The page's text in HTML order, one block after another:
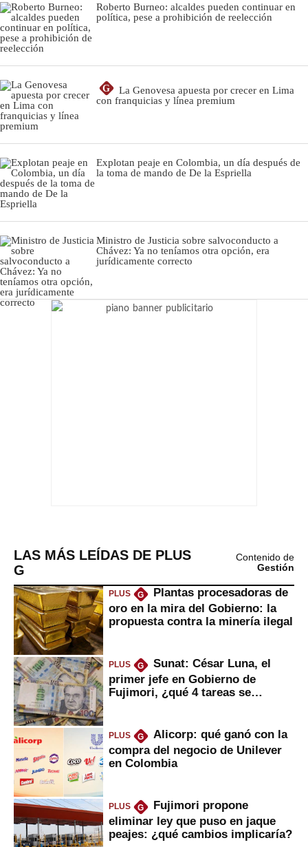
Roberto Burneo: alcaldes pueden continuar en
política, pese a prohibición de reelección
G
La Genovesa apuesta por crecer en Lima
con franquicias y línea premium
Explotan peaje en Colombia, un día después de
la toma de mando de De la Espriella
Ministro de Justicia sobre salvoconducto a
Chávez: Ya no teníamos otra opción, era
jurídicamente correcto
LAS MÁS LEÍDAS DE PLUS
G
Contenido de
Gestión
PLUS G
Plantas procesadoras de
oro en la mira del Gobierno: la
propuesta contra la minería ilegal
PLUS G
Sunat: César Luna, el
primer jefe en Gobierno de
Fujimori, ¿qué 4 tareas se
PLUS G
Alicorp: qué ganó con la
compra del negocio de Unilever
en Colombia
PLUS G
Fujimori propone
eliminar ley que puso en jaque
peajes: ¿qué cambios implicaría?